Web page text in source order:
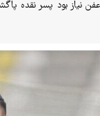
نیاز بود پسر نقده